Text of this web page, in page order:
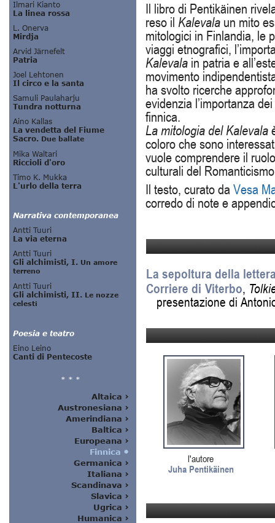
Il libro di Pentikäinen
reso il Kalevala un mito
mitologici in Finlandia, le
viaggi etnografici,
Kalevala in patria e
movimento
ha svolto ricerche
evidenzia l’importanza
finnica.
La mitologia del Kalevala
coloro che sono
vuole comprendere il
culturali del
Il testo, curato da Vesa
corredo di note e
La sepoltura della
Corriere di Viterbo,
presentazione di
l'autore
Juha Pentikäinen